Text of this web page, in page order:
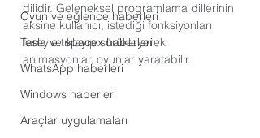
Oyun ve eğlence haberleri
Tesla ve spacex haberleri
WhatsApp haberleri
Windows haberleri
Araçlar uygulamaları
dilidir. Geleneksel programlama dillerinin
aksine kullanıcı, istediği fonksiyonları
fareyle tıklayıp sürükleyerek
animasyonlar, oyunlar yaratabilir.